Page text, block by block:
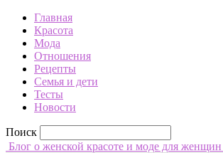
Главная
Красота
Мода
Отношения
Рецепты
Семья и дети
Тесты
Новости
Поиск
Блог о женской красоте и моде для